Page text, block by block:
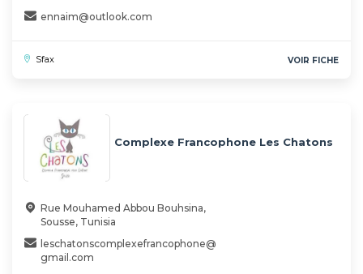
ennaim@outlook.com
Sfax VOIR FICHE
Complexe Francophone Les Chatons
Rue Mouhamed Abbou Bouhsina,
Sousse, Tunisia
leschatonscomplexefrancophone@
gmail.com